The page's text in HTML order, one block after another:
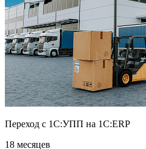
Переход с 1С:УПП на 1С:ERP
18 месяцев